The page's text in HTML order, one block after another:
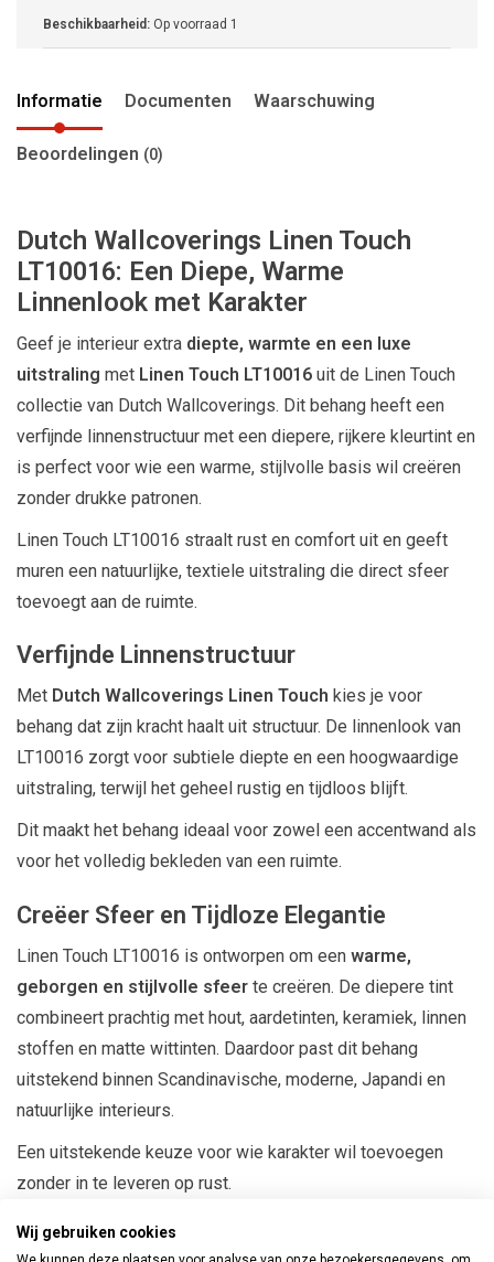
Beschikbaarheid: Op voorraad 1
Informatie Documenten Waarschuwing
Beoordelingen (0)
Dutch Wallcoverings Linen Touch
LT10016: Een Diepe, Warme
Linnenlook met Karakter
Geef je interieur extra diepte, warmte en een luxe
uitstraling met Linen Touch LT10016 uit de Linen Touch
collectie van Dutch Wallcoverings. Dit behang heeft een
verfijnde linnenstructuur met een diepere, rijkere kleurtint en
is perfect voor wie een warme, stijlvolle basis wil creëren
zonder drukke patronen.
Linen Touch LT10016 straalt rust en comfort uit en geeft
muren een natuurlijke, textiele uitstraling die direct sfeer
toevoegt aan de ruimte.
Verfijnde Linnenstructuur
Met Dutch Wallcoverings Linen Touch kies je voor
behang dat zijn kracht haalt uit structuur. De linnenlook van
LT10016 zorgt voor subtiele diepte en een hoogwaardige
uitstraling, terwijl het geheel rustig en tijdloos blijft.
Dit maakt het behang ideaal voor zowel een accentwand als
voor het volledig bekleden van een ruimte.
Creëer Sfeer en Tijdloze Elegantie
Linen Touch LT10016 is ontworpen om een warme,
geborgen en stijlvolle sfeer te creëren. De diepere tint
combineert prachtig met hout, aardetinten, keramiek, linnen
stoffen en matte wittinten. Daardoor past dit behang
uitstekend binnen Scandinavische, moderne, Japandi en
natuurlijke interieurs.
Een uitstekende keuze voor wie karakter wil toevoegen
zonder in te leveren op rust.
Geschikt voor Elke Ruimte
Wij gebruiken cookies